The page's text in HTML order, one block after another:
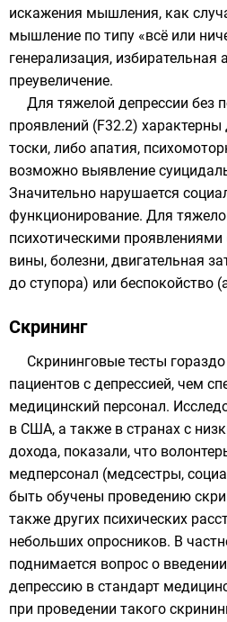
искажения мышления, как
мышление по типу «всё или
генерализация, избирательная
преувеличение.
Для тяжелой депрессии без
проявлений (F32.2)
тоски, либо апатия,
возможно выявление
Значительно нарушается
функционирование. Для
психотическими
вины, болезни, двигательная
до ступора) или беспокойство
Скрининг
Скрининговые тесты
пациентов с депрессией, чем
медицинский персонал.
в США, а также в странах с
дохода, показали, что
медперсонал (медсестры,
быть обучены проведению
также других психических
небольших опросников. В
поднимается вопрос о
депрессию в стандарт
при проведении такого